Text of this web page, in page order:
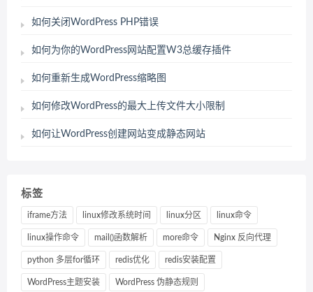
如何关闭WordPress PHP错误
如何为你的WordPress网站配置W3总缓存插件
如何重新生成WordPress缩略图
如何修改WordPress的最大上传文件大小限制
如何让WordPress创建网站变成静态网站
标签
iframe方法 linux修改系统时间 linux分区 linux命令
linux操作命令 mail()函数解析 more命令 Nginx 反向代理
python 多层for循环 redis优化 redis安装配置
WordPress主题安装 WordPress 伪静态规则